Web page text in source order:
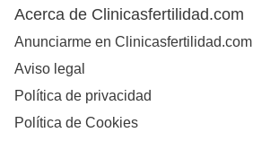
Acerca de Clinicasfertilidad.com
Anunciarme en Clinicasfertilidad.com
Aviso legal
Política de privacidad
Política de Cookies